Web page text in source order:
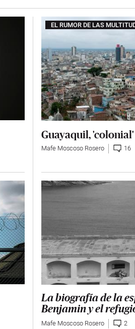
EL RUMOR DE LAS
Guayaquil,
Mafe Moscoso Rosero 16
La biografía de la
Benjamin y el
Mafe Moscoso Rosero 2